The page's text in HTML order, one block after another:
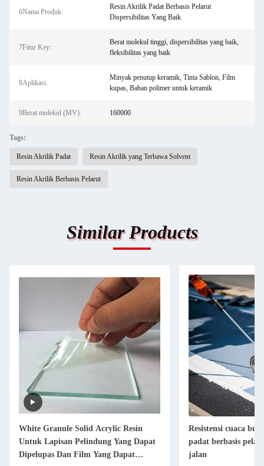
6Nama Produk:
Resin Akrilik Padat Berbasis Pelarut
Dispersibilitas Yang Baik
7Fitur ‌Key:
Berat molekul tinggi, dispersibilitas yang baik,
fleksibilitas yang baik
8Aplikasi‌:
Minyak penutup keramik, Tinta Sablon, Film
kupas, Bahan polimer untuk keramik
9Berat molekul (MV): 160000
Tags:
Resin Akrilik Padat Resin Akrilik yang Terbawa Solvent
Resin Akrilik Berbasis Pelarut
Similar Products
White Granule Solid Acrylic Resin
Untuk Lapisan Pelindung Yang Dapat
Dipelupas Dan Film Yang Dapat
Resistensi cuaca
padat berbasis
jalan